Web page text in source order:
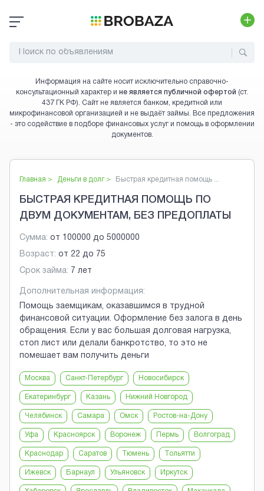
Информация на сайте носит исключительно справочно-
консультационный характер и не является публичной офертой (ст.
437 ГК РФ). Сайт не является банком, кредитной или
микрофинансовой организацией и не выдаёт займы. Все предложения
- это содействие в подборе финансовых услуг и помощь в оформлении
документов.
Главная > Деньги в долг> Быстрая кредитная помощь ...
БЫСТРАЯ КРЕДИТНАЯ ПОМОЩЬ ПО
ДВУМ ДОКУМЕНТАМ, БЕЗ ПРЕДОПЛАТЫ
Сумма: от 100000 до 5000000
Возраст: от 22 до 75
Срок займа: 7 лет
Дополнительная информация:
Помощь заемщикам, оказавшимся в трудной
финансовой ситуации. Оформление без залога в день
обращения. Если у вас большая долговая нагрузка,
стоп лист или делали банкротство, то это не
помешает вам получить деньги
Москва Санкт-Петербург Новосибирск
Екатеринбург Казань Нижний Новгород
Челябинск Самара Омск Ростов-на-Дону
Уфа Красноярск Воронеж Пермь Волгоград
Краснодар Саратов Тюмень Тольятти
Ижевск Барнаул Ульяновск Иркутск